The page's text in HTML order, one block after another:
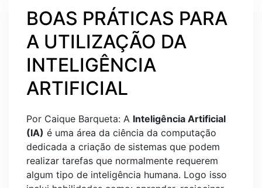
BOAS PRÁTICAS PARA
A UTILIZAÇÃO DA
INTELIGÊNCIA
ARTIFICIAL
Por Caique Barqueta: A Inteligência Artificial
(IA) é uma área da ciência da computação
dedicada a criação de sistemas que podem
realizar tarefas que normalmente requerem
algum tipo de inteligência humana. Logo isso